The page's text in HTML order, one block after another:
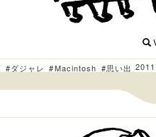
#ダジャレ #Macintosh #思い出